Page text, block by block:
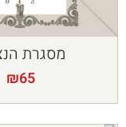
מסגרת
₪65